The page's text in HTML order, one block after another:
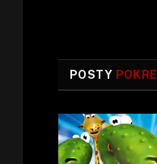
POSTY